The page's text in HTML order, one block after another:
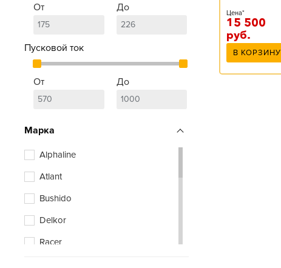
От До
Пусковой ток
От До
Марка
Alphaline
Atlant
Bushido
Delkor
Racer
Цена*
15 500
руб.
В КОРЗИНУ